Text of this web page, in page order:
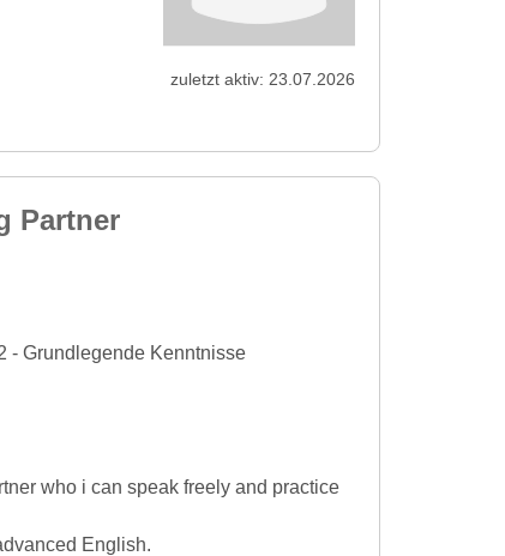
zuletzt aktiv: 23.07.2026
Partner
- Grundlegende Kenntnisse
who i can speak freely and practice
English.